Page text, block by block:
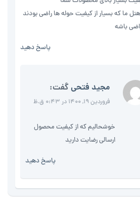
ما که بسیار از کیفیت حوله ها راضی بودند
باشه
پاسخ دهید
مجید فتحیگفت:
فروردین 19, 1400 در 0:43 ق.ظ
خوشحالیم که از کیفیت محصول
ارسالی رضایت دارید
پاسخ دهید